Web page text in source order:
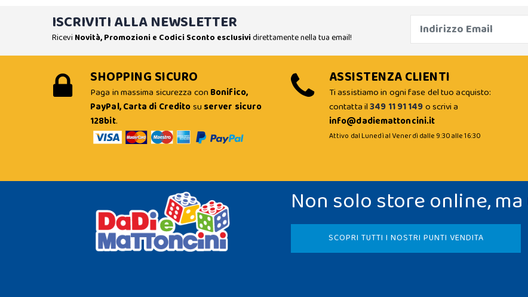
ISCRIVITI ALLA NEWSLETTER
Ricevi Novità, Promozioni e Codici Sconto esclusividirettamente nella tua email!
SHOPPING SICURO
Paga in massima sicurezza con Bonifico,
PayPal, Carta di Creditosu server sicuro
128bit.
ASSISTENZA CLIENTI
Ti assistiamo in ogni fase del tuo acquisto:
contatta il349 11 91 149o scrivi a
info@dadiemattoncini.it
Attivo dal Lunedì al Venerdì dalle 9:30 alle 16:30
Non solo store online, ma
SCOPRI TUTTI I NOSTRI PUNTI VENDITA